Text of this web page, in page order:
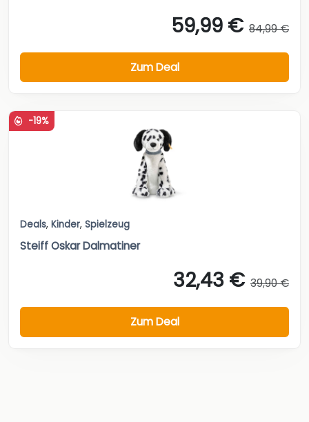
59,99 € 84,99 €
Zum Deal
-19%
Deals, Kinder, Spielzeug
Steiff Oskar Dalmatiner
32,43 € 39,90 €
Zum Deal